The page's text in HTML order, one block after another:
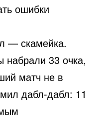
ошибки
— скамейка.
набрали 33 очка,
матч не в
дабл-дабл: 11